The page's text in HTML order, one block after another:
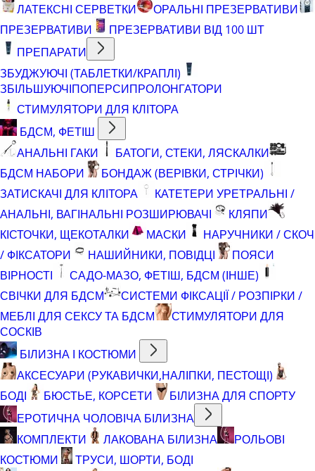
ЛАТЕКСНІ СЕРВЕТКИ
ОРАЛЬНІ ПРЕЗЕРВАТИВИ
ПРЕЗЕРВАТИВИ
ПРЕЗЕРВАТИВИ ВІД 100 ШТ
ПРЕПАРАТИ
ЗБУДЖУЮЧІ (ТАБЛЕТКИ/КРАПЛІ)
ЗБІЛЬШУЮЧІПОПЕРСИПРОЛОНГАТОРИ
СТИМУЛЯТОРИ ДЛЯ КЛІТОРА
БДСМ, ФЕТІШ
АНАЛЬНІ ГАКИ
БАТОГИ, СТЕКИ, ЛЯСКАЛКИ
БДСМ НАБОРИ
БОНДАЖ (ВЕРІВКИ, СТРІЧКИ)
ЗАТИСКАЧІ ДЛЯ КЛІТОРА
КАТЕТЕРИ УРЕТРАЛЬНІ /
АНАЛЬНІ, ВАГІНАЛЬНІ РОЗШИРЮВАЧІ
КЛЯПИ
КІСТОЧКИ, ЩЕКОТАЛКИ
МАСКИ
НАРУЧНИКИ / СКОЧ
/ ФІКСАТОРИ
НАШИЙНИКИ, ПОВІДЦІ
ПОЯСИ
ВІРНОСТІ
САДО-МАЗО, ФЕТІШ, БДСМ (ІНШЕ)
СВІЧКИ ДЛЯ БДСМ
СИСТЕМИ ФІКСАЦІЇ / РОЗПІРКИ /
МЕБЛІ ДЛЯ СЕКСУ ТА БДСМ
СТИМУЛЯТОРИ ДЛЯ
СОСКІВ
БІЛИЗНА І КОСТЮМИ
АКСЕСУАРИ (РУКАВИЧКИ,НАЛІПКИ, ПЕСТОЩІ)
БОДІ
БЮСТЬЕ, КОРСЕТИ
БІЛИЗНА ДЛЯ СПОРТУ
ЕРОТИЧНА ЧОЛОВІЧА БІЛИЗНА
КОМПЛЕКТИ
ЛАКОВАНА БІЛИЗНА
РОЛЬОВІ
КОСТЮМИ
ТРУСИ, ШОРТИ, БОДІ